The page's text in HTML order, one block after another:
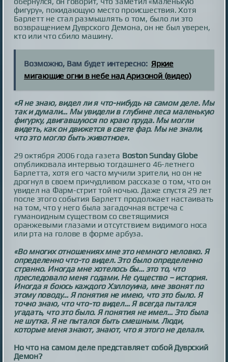
фигуру», покидающую место происшествия. Хотя
Барлетт не стал размышлять о том, было ли это
возвращением Дуврского Демона, он не был уверен,
кто или что сбило машину.
Возможно, Вам будет интересно: Яркие
мигающие огни в небе над Аризоной (видео)
«Я не знаю, видел ли я что-нибудь на самом деле. Мы
так и думали… Мы увидели в глубине леса маленькую
фигурку, двигавшуюся по краю пруда. Мы могли
видеть, как он движется в свете фар. Мы не знали,
что это могло быть животное».
29 октября 2006 года газета Boston Sunday Globe
опубликовала интервью тогдашнего 46-летнего
Барлетта, хотя его часто мучили зрители, но он не
дрогнул в своем причудливом рассказе о том, что он
увидел на Фарм-стрит той ночью. Даже спустя 29 лет
после этого события Барлетт продолжает настаивать
на том, что у него была загадочная встреча с
гуманоидным существом со светящимися
оранжевыми глазами и отсутствием видимого носа
или рта на голове в форме арбуза.
«Во многих отношениях мне это немного неловко. Я
определенно что-то видел. Это было определенно
странно. Иногда мне хотелось бы… это то, что
преследовало меня годами. Не существо – история.
Иногда я боюсь каждого Хэллоуина, мне звонят по
этому поводу… Я понятия не имею, что это было. Я
точно знаю, что что-то видел… Я всегда пытался
угадать, что это было. Я понятия не имел… Это была
не шутка. Я не пытался быть смешным. Люди,
которые меня знают, знают, что я этого не делал».
Но что на самом деле представляет собой Дуврский
Демон?